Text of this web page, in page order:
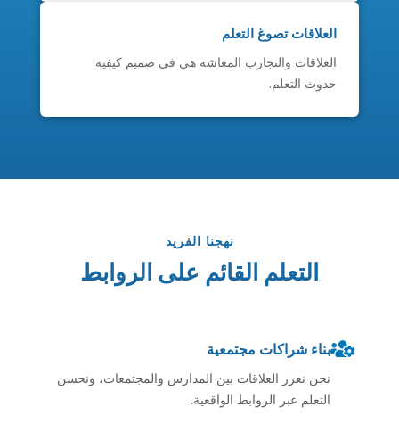
العلاقات تصوغ التعلم
العلاقات والتجارب المعاشة هي في صميم كيفية
حدوث التعلم.
نهجنا الفريد
التعلم القائم على الروابط
بناء شراكات مجتمعية
نحن نعزز العلاقات بين المدارس والمجتمعات، ونحسن
التعلم عبر الروابط الواقعية.